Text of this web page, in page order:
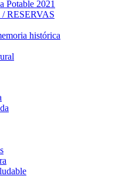
Potable 2021
RESERVAS
histórica